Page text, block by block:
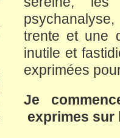
trente et une
inutile et
exprimées
Je
exprimes sur